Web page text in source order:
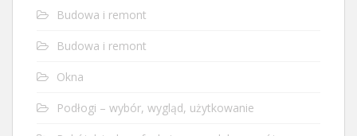
Budowa i remont
Budowa i remont
Okna
Podłogi – wybór, wygląd, użytkowanie